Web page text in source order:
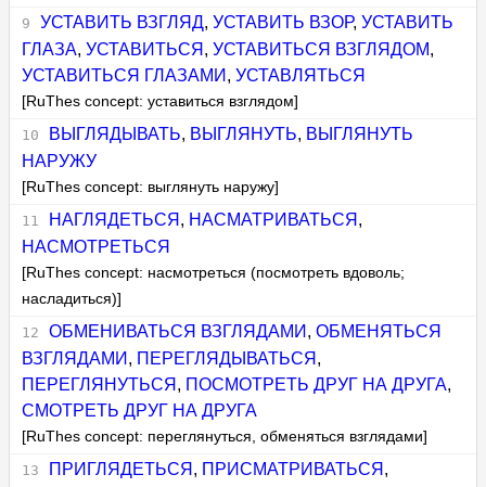
УСТАВИТЬ ВЗГЛЯД, УСТАВИТЬ ВЗОР, УСТАВИТЬ
ГЛАЗА,УСТАВИТЬСЯ ,УСТАВИТЬСЯ ВЗГЛЯДОМ,
УСТАВИТЬСЯ ГЛАЗАМИ ,УСТАВЛЯТЬСЯ
[RuThes concept: уставиться взглядом]
ВЫГЛЯДЫВАТЬ, ВЫГЛЯНУТЬ, ВЫГЛЯНУТЬ
НАРУЖУ
[RuThes concept: выглянуть наружу]
НАГЛЯДЕТЬСЯ , НАСМАТРИВАТЬСЯ ,
НАСМОТРЕТЬСЯ
[RuThes concept: насмотреться (посмотреть вдоволь;
насладиться)]
ОБМЕНИВАТЬСЯ ВЗГЛЯДАМИ , ОБМЕНЯТЬСЯ
ВЗГЛЯДАМИ , ПЕРЕГЛЯДЫВАТЬСЯ ,
ПЕРЕГЛЯНУТЬСЯ , ПОСМОТРЕТЬ ДРУГ НА ДРУГА,
СМОТРЕТЬ ДРУГ НА ДРУГА
[RuThes concept: переглянуться, обменяться взглядами]
ПРИГЛЯДЕТЬСЯ , ПРИСМАТРИВАТЬСЯ ,